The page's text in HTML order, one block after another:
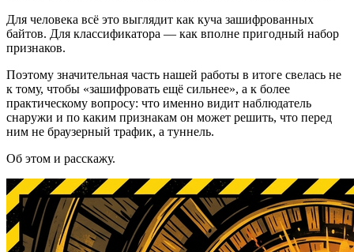
Для человека всё это выглядит как куча зашифрованных
байтов. Для классификатора — как вполне пригодный набор
признаков.
Поэтому значительная часть нашей работы в итоге свелась не
к тому, чтобы «зашифровать ещё сильнее», а к более
практическому вопросу: что именно видит наблюдатель
снаружи и по каким признакам он может решить, что перед
ним не браузерный трафик, а туннель.
Об этом и расскажу.